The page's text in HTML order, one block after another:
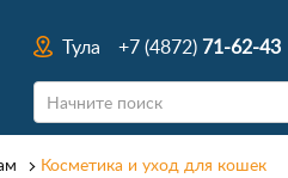
Тула +7 (4872) 71-62-43
Косметика и уход для кошек